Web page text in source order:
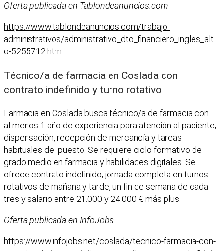
Oferta publicada en Tablondeanuncios.com
https://www.tablondeanuncios.com/trabajo-
administrativos/administrativo_dto_financiero_ingles_alt
o-5255712.htm
Técnico/a de farmacia en Coslada con
contrato indefinido y turno rotativo
Farmacia en Coslada busca técnico/a de farmacia con
al menos 1 año de experiencia para atención al paciente,
dispensación, recepción de mercancía y tareas
habituales del puesto. Se requiere ciclo formativo de
grado medio en farmacia y habilidades digitales. Se
ofrece contrato indefinido, jornada completa en turnos
rotativos de mañana y tarde, un fin de semana de cada
tres y salario entre 21.000 y 24.000 € más plus.
Oferta publicada en InfoJobs
https://www.infojobs.net/coslada/tecnico-farmacia-con-